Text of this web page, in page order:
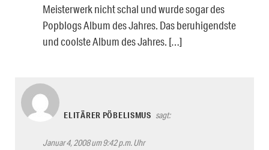
Meisterwerk nicht schal und wurde sogar des
Popblogs Album des Jahres. Das beruhigendste
und coolste Album des Jahres. […]
ELITÄRER PÖBELISMUS sagt:
Januar 4, 2008 um 9:42 p.m. Uhr